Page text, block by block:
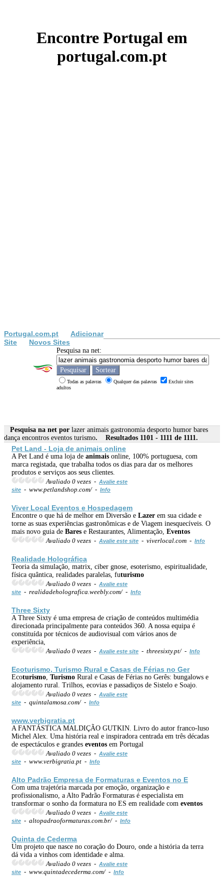
Encontre Portugal em
portugal.com.pt
Portugal.com.pt
Adicionar
Site
Novos Sites
Pesquisa na net:
Todas as palavras Qualquer das palavras
Excluir sites
adultos
Pesquisa na net por lazer animais gastronomia desporto humor bares
dança encontros eventos turismo. Resultados 1101 - 1111 de 1111.
Pet Land - Loja de animais online
A Pet Land é uma loja de animais online, 100% portuguesa, com
marca registada, que trabalha todos os dias para dar os melhores
produtos e serviços aos seus clientes.
Avaliado 0 vezes - Avalie este
site - www.petlandshop.com/ - Info
Viver Local Eventos e Hospedagem
Encontre o que há de melhor em Diversão e Lazer em sua cidade e
torne as suas experiências gastronômicas e de Viagem inesquecíveis. O
mais novo guia de Bares e Restaurantes, Alimentação, Eventos
Avaliado 0 vezes - Avalie este site - viverlocal.com - Info
Realidade Holográfica
Teoria da simulação, matrix, ciber gnose, esoterismo, espiritualidade,
física quântica, realidades paralelas, futurismo
Avaliado 0 vezes - Avalie este
site - realidadeholografica.weebly.com/ - Info
Three Sixty
A Three Sixty é uma empresa de criação de conteúdos multimédia
direcionada principalmente para conteúdos 360. A nossa equipa é
constituída por técnicos de audiovisual com vários anos de
experiência,
Avaliado 0 vezes - Avalie este site - threesixty.pt/ - Info
Ecoturismo, Turismo Rural e Casas de Férias no Ger
Ecoturismo Turismo Rural e Casas de Férias no Gerês: bungalows e
alojamento rural. Trilhos, ecovias e passadiços de Sistelo e Soajo.
Avaliado 0 vezes - Avalie este
site - quintalamosa.com/ - Info
www.verbigratia.pt
A FANTÁSTICA MALDIÇÃO GUTKIN. Livro do autor franco-luso
Michel Alex. Uma história real e inspiradora centrada em três décadas
de espectáculos e grandes eventos em Portugal
Avaliado 0 vezes - Avalie este
site - www.verbigratia.pt - Info
Alto Padrão Empresa de Formaturas e Eventos no E
Com uma trajetória marcada por emoção, organização e
profissionalismo, a Alto Padrão Formaturas é especialista em
transformar o sonho da formatura no ES em realidade com eventos
Avaliado 0 vezes - Avalie este
site - altopadraoformaturas.com.br/ - Info
Quinta de Cederma
Um projeto que nasce no coração do Douro, onde a história da terra
dá vida a vinhos com identidade e alma.
Avaliado 0 vezes - Avalie este
site - www.quintadecederma.com/ - Info